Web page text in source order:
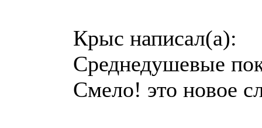
Крыс написал(а):
Среднедушевые
Смело! это новое